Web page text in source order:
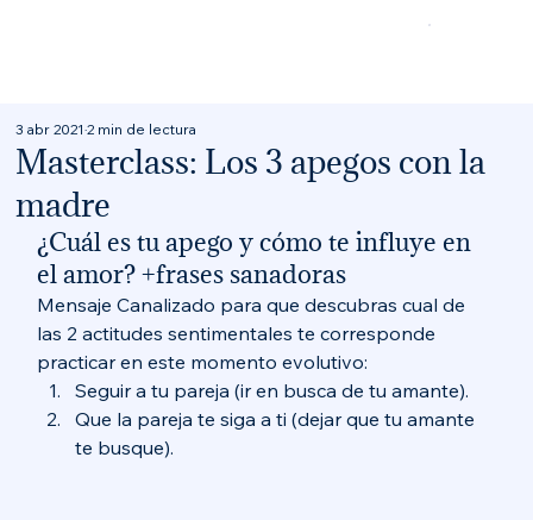
Masterclass: Los 3 apegos con la
madre
3 abr 20212 min de lectura
¿Cuál es tu apego y cómo te influye en
el amor? +frases sanadoras
Mensaje Canalizado para que descubras cual de
las 2 actitudes sentimentales te corresponde
practicar en este momento evolutivo:
Seguir a tu pareja (ir en busca de tu amante).
Que la pareja te siga a ti (dejar que tu amante
te busque).